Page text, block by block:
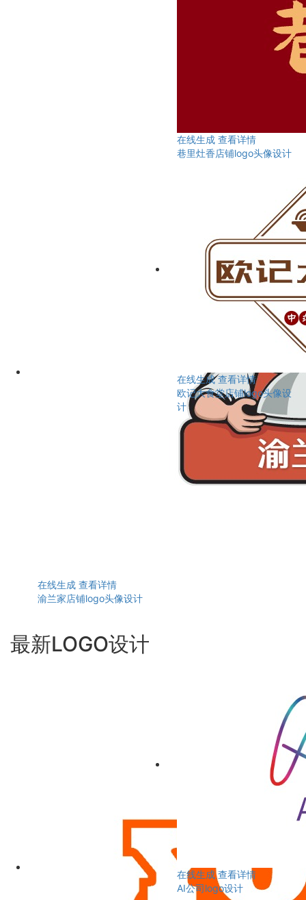
在线生成 查看详情
巷里灶香店铺logo头像设计
在线生成 查看详情
渝兰家店铺logo头像设计
在线生成 查看详情
欧记大食堂店铺logo头像设
计
最新LOGO设计
在线生成 查看详情
AI公司logo设计